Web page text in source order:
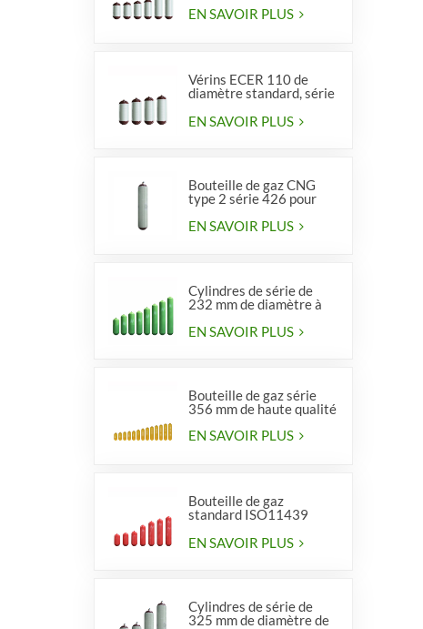
EN SAVOIR PLUS
Vérins ECER 110 de
diamètre standard, série
EN SAVOIR PLUS
Bouteille de gaz CNG
type 2 série 426 pour
véhicules
EN SAVOIR PLUS
Cylindres de série de
232 mm de diamètre à
EN SAVOIR PLUS
Bouteille de gaz série
356 mm de haute qualité
EN SAVOIR PLUS
Bouteille de gaz
standard ISO11439
EN SAVOIR PLUS
Cylindres de série de
325 mm de diamètre de